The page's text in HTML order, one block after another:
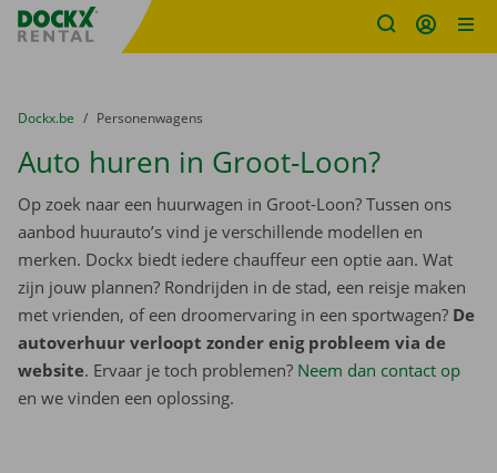
Fratello DEMO
U bevindt zich hier:
van
Dockx.be naar
Personenwagens
Auto huren in Groot-Loon?
Op zoek naar een huurwagen in Groot-Loon? Tussen ons
aanbod huurauto’s vind je verschillende modellen en
merken. Dockx biedt iedere chauffeur een optie aan. Wat
zijn jouw plannen? Rondrijden in de stad, een reisje maken
met vrienden, of een droomervaring in een sportwagen? De
autoverhuur verloopt zonder enig probleem via de
website. Ervaar je toch problemen? Neem dan contact op
en we vinden een oplossing.